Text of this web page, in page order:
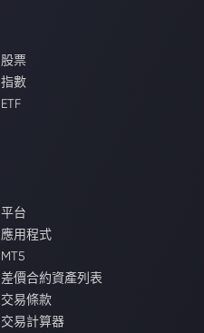
股票
指數
ETF
平台
應用程式
MT5
差價合約資產列表
交易條款
交易計算器